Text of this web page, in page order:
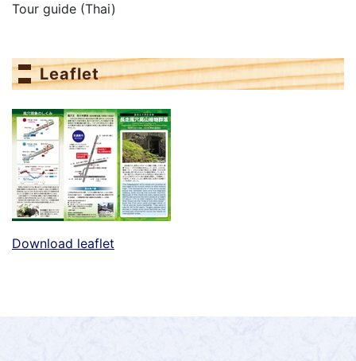
Tour guide (Thai)
Leaflet
Download leaflet